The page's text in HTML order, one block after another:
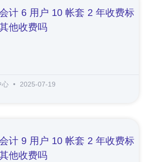
计 6 用户 10 帐套 2 年收费标
他收费吗
心 2025-07-19
计 9 用户 10 帐套 2 年收费标
他收费吗